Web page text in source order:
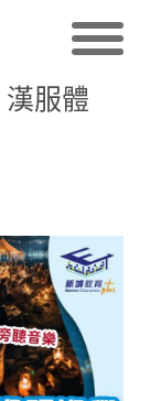
服體